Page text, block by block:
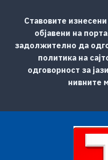
Ставовите
објавени на
задолжително да
политика на
одговорност за
нивните